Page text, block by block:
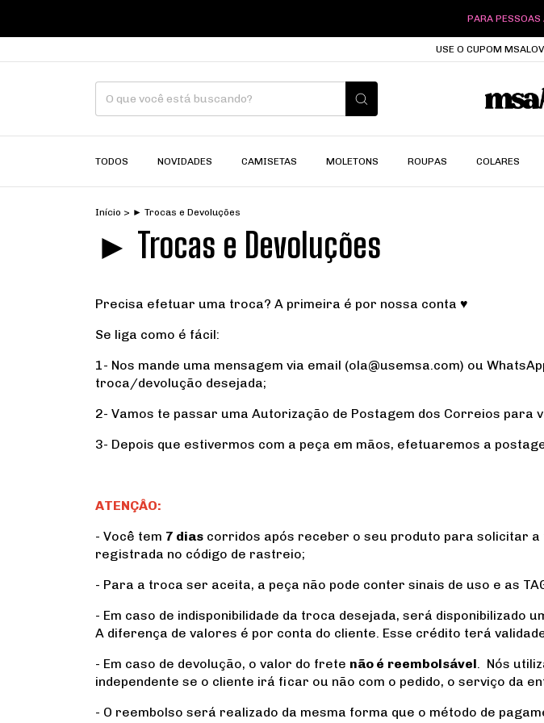
PARA PESSOAS
USE O CUPOM
TODOS NOVIDADES CAMISETAS MOLETONS ROUPAS COLARES
Início > ► Trocas e Devoluções
► Trocas e Devoluções
Precisa efetuar uma troca? A primeira é por nossa conta ♥
Se liga como é fácil:
1- Nos mande uma mensagem via email (ola@usemsa.com) ou
troca/devolução desejada;
2- Vamos te passar uma Autorização de Postagem dos Correios para
3- Depois que estivermos com a peça em mãos, efetuaremos a
ATENÇÂO:
- Você tem 7 dias corridos após receber o seu produto para solicitar
registrada no código de rastreio;
- Para a troca ser aceita, a peça não pode conter sinais de uso e as
- Em caso de indisponibilidade da troca desejada, será disponibilizado
A diferença de valores é por conta do cliente. Esse crédito terá
- Em caso de devolução, o valor do frete não é reembolsável. Nós
independente se o cliente irá ficar ou não com o pedido, o serviço da
- O reembolso será realizado da mesma forma que o método de